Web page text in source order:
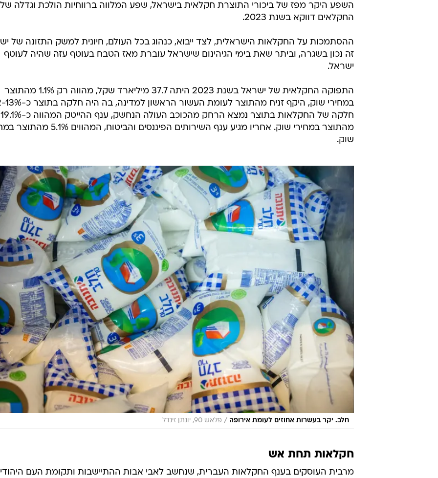
השפע היקר מפז של ביכורי התוצרת חקלאית בישראל, שפע המלווה ברווחיות הולכת וגדלה של
החקלאים דווקא בשנת 2023.
ההסתמכות על החקלאות הישראלית, לצד ייבוא, כנהוג בכל העולם, חיונית למשק התזונה של
זה נכון בשגרה, וביתר שאת בימי הגיהינום שישראל עוברת מאז הטבח בעוטף עזה שהיה לעוטף
ישראל.
התפוקה החקלאית של ישראל בשנת 2023 היתה 37.7 מיליארד שקל, מהווה רק 1.1% מהתוצר
חלקה של החקלאות בתוצר נמצא הרחק מהכוכב העולה הנחשק, ענף ההייטק המהווה כ-19.1%
מהתוצר במחירי שוק. אחריו מגיע ענף השירותים הפיננסים והביטוח,
שוק.
חלב. יקר בעשרות אחוזים לעומת אירופה / פלאש 90, יונתן זינדל
חקלאות תחת אש
מרבית העוסקים בענף החקלאות העברית, שנחשב לאבי אבות ההתיישבות ותקומת העם היהודי